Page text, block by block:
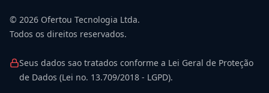
© 2026 Ofertou Tecnologia Ltda.
Todos os direitos reservados.
Seus dados sao tratados conforme a Lei Geral de Proteção
de Dados (Lei no. 13.709/2018 - LGPD).